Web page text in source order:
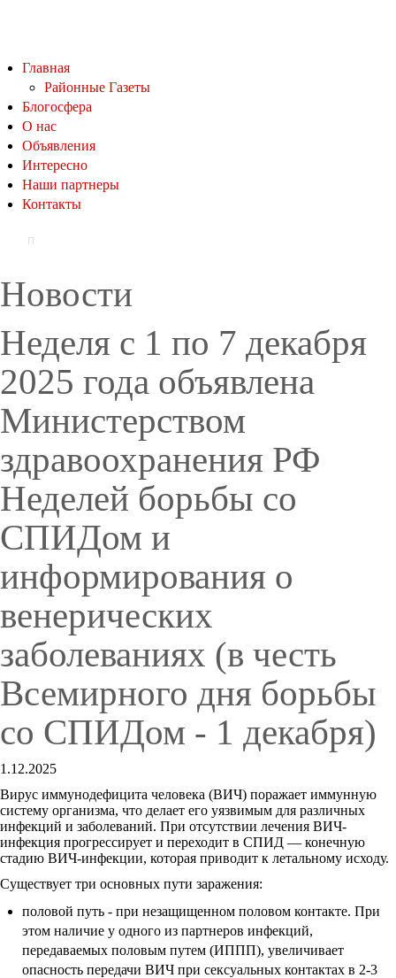
Главная
Районные Газеты
Блогосфера
О нас
Объявления
Интересно
Наши партнеры
Контакты
Новости
Неделя с 1 по 7 декабря
2025 года объявлена
Министерством
здравоохранения РФ
Неделей борьбы со
СПИДом и
информирования о
венерических
заболеваниях (в честь
Всемирного дня борьбы
со СПИДом - 1 декабря)
1.12.2025
Вирус иммунодефицита человека (ВИЧ) поражает иммунную
систему организма, что делает его уязвимым для различных
инфекций и заболеваний. При отсутствии лечения ВИЧ-
инфекция прогрессирует и переходит в СПИД — конечную
стадию ВИЧ-инфекции, которая приводит к летальному исходу.
Существует три основных пути заражения:
половой путь - при незащищенном половом контакте. При
этом наличие у одного из партнеров инфекций,
передаваемых половым путем (ИППП), увеличивает
опасность передачи ВИЧ при сексуальных контактах в 2-3